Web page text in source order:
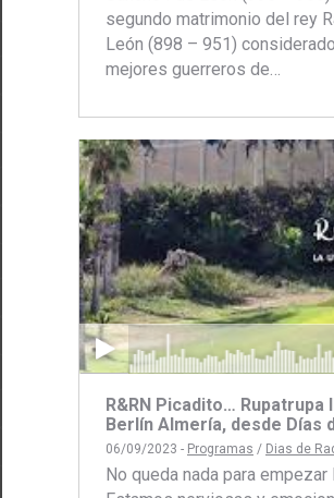
segundo matrimonio del rey
León (898 – 951)
mejores guerreros de…
R&RN Picadito… Rupatrupa
Berlín Almería, desde Días
06/09/2023 - Programas / Dias de
No queda nada para empezar